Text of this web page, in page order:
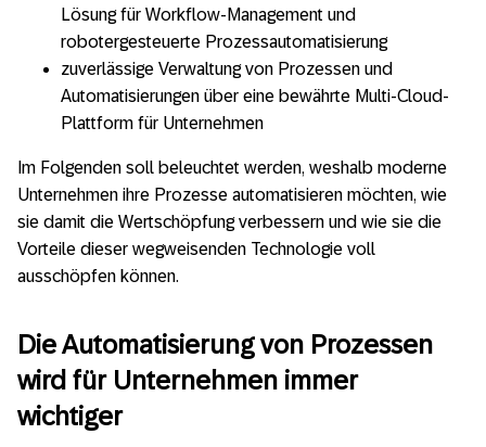
Lösung für Workflow-Management und
robotergesteuerte Prozessautomatisierung
zuverlässige Verwaltung von Prozessen und
Automatisierungen über eine bewährte Multi-Cloud-
Plattform für Unternehmen
Im Folgenden soll beleuchtet werden, weshalb moderne
Unternehmen ihre Prozesse automatisieren möchten, wie
sie damit die Wertschöpfung verbessern und wie sie die
Vorteile dieser wegweisenden Technologie voll
ausschöpfen können.
Die Automatisierung von Prozessen
wird für Unternehmen immer
wichtiger